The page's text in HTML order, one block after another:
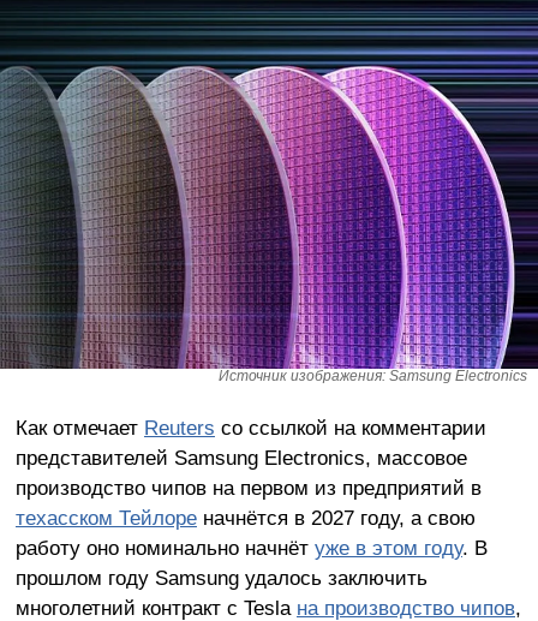
Источник изображения: Samsung Electronics
Как отмечает Reuters со ссылкой на комментарии
представителей Samsung Electronics, массовое
производство чипов на первом из предприятий в
техасском Тейлореначнётся в 2027 году, а свою
работу оно номинально начнёт уже в этом году. В
прошлом году Samsung удалось заключить
многолетний контракт с Tesla на производство чипов,